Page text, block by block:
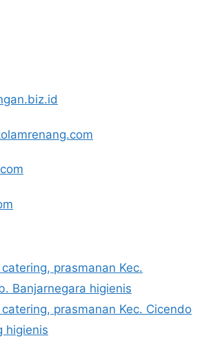
prasmanan Kec.
Banjarnegara higienis
prasmanan Kec. Cicendo
higienis